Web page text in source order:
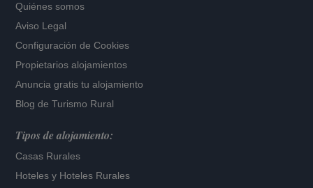
Quiénes somos
Aviso Legal
Configuración de Cookies
Propietarios alojamientos
Anuncia gratis tu alojamiento
Blog de Turismo Rural
Tipos de alojamiento:
Casas Rurales
Hoteles y Hoteles Rurales